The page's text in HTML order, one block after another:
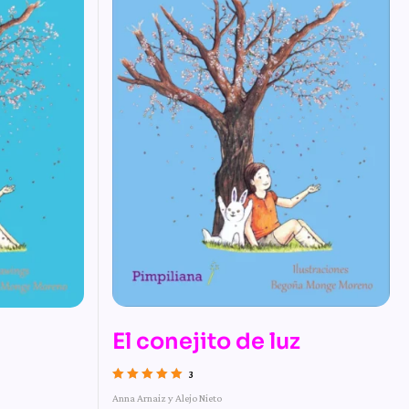
El conejito de luz
3
Anna Arnaiz y Alejo Nieto